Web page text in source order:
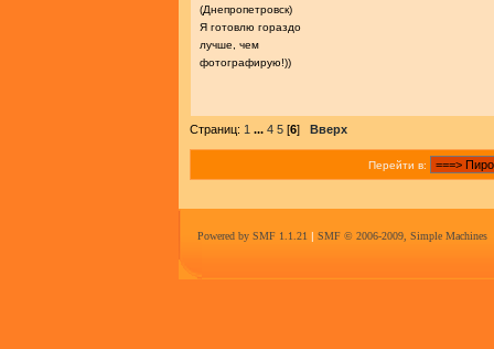
(Днепропетровск)
Я готовлю гораздо
лучше, чем
фотографирую!))
Страниц: 1 ... 4 5 [6] Вверх
Перейти в:
Powered by SMF 1.1.21 | SMF © 2006-2009, Simple Machines